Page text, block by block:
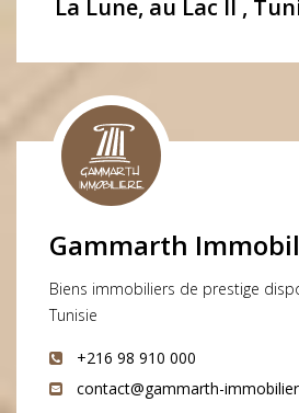
La Lune, au Lac II ,
Gammarth
Biens immobiliers de prestige
Tunisie
+216 98 910 000
contact@gammarth-